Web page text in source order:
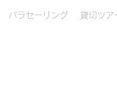
パラセーリング 貸切ツア